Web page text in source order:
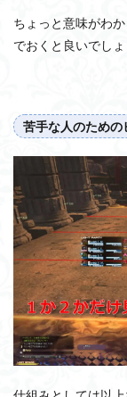
ちょっと意味がわ
でおくと良いでしょ
苦手な人のための